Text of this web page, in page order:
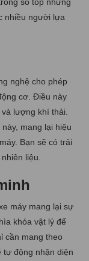
nhiều người lựa
nghệ cho phép
cơ. Điều này
lượng khí thải.
mang lại hiệu
Bạn sẽ có trải
liệu.
máy mang lại sự
khóa vật lý để
cần mang theo
tự động nhận diện